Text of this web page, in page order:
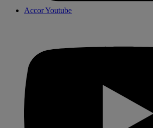
Accor Youtube